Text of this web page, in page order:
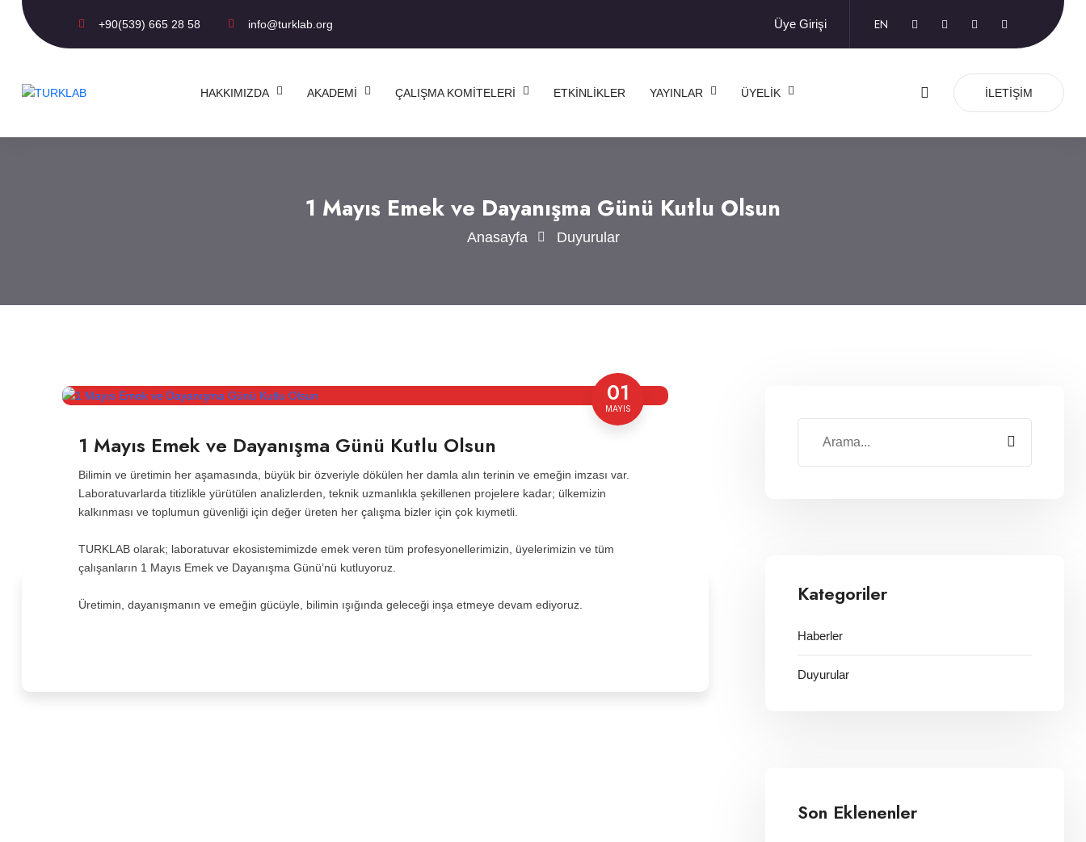
+90(539) 665 28 58 info@turklab.org Üye Girişi EN
HAKKIMIZDA AKADEMI ÇALIŞMA KOMITELERI ETKINLIKLER YAYINLAR ÜYELIK İLETIŞIM
1 Mayıs Emek ve Dayanışma Günü Kutlu Olsun
Anasayfa Duyurular
01
MAYIS
1 Mayıs Emek ve Dayanışma Günü Kutlu Olsun
Bilimin ve üretimin her aşamasında, büyük bir özveriyle dökülen her damla alın terinin ve emeğin imzası var.
Laboratuvarlarda titizlikle yürütülen analizlerden, teknik uzmanlıkla şekillenen projelere kadar; ülkemizin
kalkınması ve toplumun güvenliği için değer üreten her çalışma bizler için çok kıymetli.
TURKLAB olarak; laboratuvar ekosistemimizde emek veren tüm profesyonellerimizin, üyelerimizin ve tüm
çalışanların 1 Mayıs Emek ve Dayanışma Günü’nü kutluyoruz.
Üretimin, dayanışmanın ve emeğin gücüyle, bilimin ışığında geleceği inşa etmeye devam ediyoruz. Kategoriler
Haberler
Duyurular
Son Eklenenler